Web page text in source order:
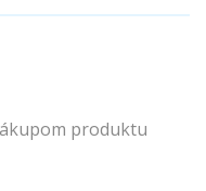
produktu